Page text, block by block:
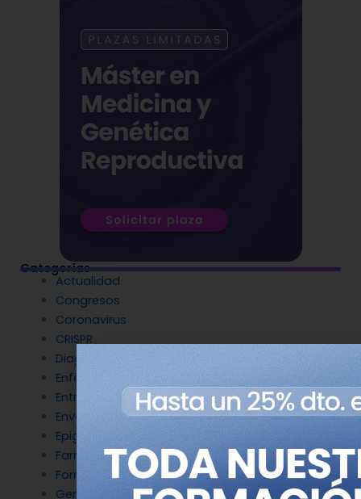
Categorías
Actualidad
Congresos
Coronavirus
CRISPR
Diagnóstico Genético
Enfermedades Raras
Entrevistas
Envejecimiento y longevidad
Epigenética
Farmacogenética
Formación
Genética del cáncer